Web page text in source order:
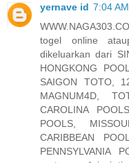
yernave id 7:04 AM
togel online
dikeluarkan dari
HONGKONG
SAIGON TOTO,
MAGNUM4D,
CAROLINA
POOLS,
CARIBBEAN
PENNSYLVANIA